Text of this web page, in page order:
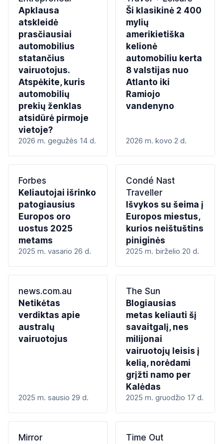
Apklausa
atskleidė
prasčiausiai
automobilius
statančius
vairuotojus.
Atspėkite, kuris
automobilių
prekių ženklas
atsidūrė pirmoje
vietoje?
2026 m. gegužės 14 d.
Ši klasikinė 2 400
mylių
amerikietiška
kelionė
automobiliu kerta
8 valstijas nuo
Atlanto iki
Ramiojo
vandenyno
2026 m. kovo 2 d.
Forbes
Keliautojai išrinko
patogiausius
Europos oro
uostus 2025
metams
2025 m. vasario 26 d.
Condé Nast
Traveller
Išvykos su šeima į
Europos miestus,
kurios neištuštins
piniginės
2025 m. birželio 20 d.
news.com.au
Netikėtas
verdiktas apie
australų
vairuotojus
2025 m. sausio 29 d.
The Sun
Blogiausias
metas keliauti šį
savaitgalį, nes
milijonai
vairuotojų leisis į
kelią, norėdami
grįžti namo per
Kalėdas
2025 m. gruodžio 17 d.
Mirror
Time Out